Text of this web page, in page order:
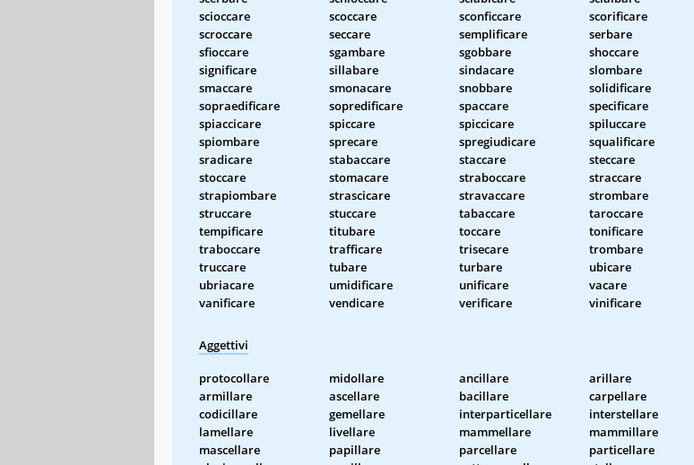
scioccare
scoccare sconficcare
scorificare
scroccare
seccare semplificare
serbare
sfioccare
sgambare sgobbare
shoccare
significare
sillabare sindacare
slombare
smaccare
smonacare snobbare
solidificare
sopraedificare
sopredificare spaccare
specificare
spiaccicare
spiccare spiccicare
spiluccare
spiombare
sprecare spregiudicare
squalificare
sradicare
stabaccare staccare
steccare
stoccare
stomacare straboccare
straccare
strapiombare
strascicare stravaccare
strombare
struccare
stuccare tabaccare
taroccare
tempificare
titubare toccare
tonificare
traboccare
trafficare trisecare
trombare
truccare
tubare turbare
ubicare
ubriacare
umidificare unificare
vacare
vanificare
vendicare verificare vinificare
Aggettivi
protocollare midollare ancillare
arillare
armillare
ascellare bacillare
carpellare
codicillare
gemellare interparticellare
interstellare
lamellare
livellare mammellare
mammillare
mascellare
papillare parcellare
particellare